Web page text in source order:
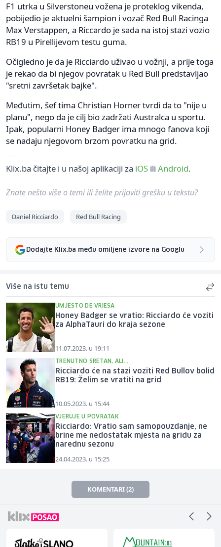
F1 utrka u Silverstoneu vožena je proteklog vikenda,
pobijedio je aktuelni šampion i vozač Red Bull Racinga
Max Verstappen, a Riccardo je sada na istoj stazi vozio
RB19 u Pirellijevom testu guma.
Očigledno je da je Ricciardo uživao u vožnji, a prije toga
je rekao da bi njegov povratak u Red Bull predstavljao
"sretni završetak bajke".
Međutim, šef tima Christian Horner tvrdi da to "nije u
planu", nego da je cilj bio zadržati Australca u sportu.
Ipak, popularni Honey Badger ima mnogo fanova koji
se nadaju njegovom brzom povratku na grid.
Klix.ba čitajte i u našoj aplikaciji za iOS ili Android.
Znate nešto više o temi ili želite prijaviti grešku u tekstu?
Daniel Ricciardo Red Bull Racing
Dodajte Klix.ba među omiljene izvore na Googlu
Više na istu temu
UMJESTO DE VRIESA
Honey Badger se vratio: Ricciardo će voziti
za AlphaTauri do kraja sezone
11.07.2023. u 19:11
TRENUTNO SRETAN, ALI...
Ricciardo će na stazi voziti Red Bullov bolid
RB19: Želim se vratiti na grid
10.05.2023. u 15:44
VJERUJE U POVRATAK
Ricciardo: Vratio sam samopouzdanje, ne
brine me nedostatak mjesta na gridu za
narednu sezonu
24.04.2023. u 15:25
KOMENTARI (2)